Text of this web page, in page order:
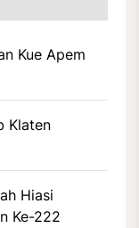
Kue Apem
Klaten
Hiasi
Ke-222